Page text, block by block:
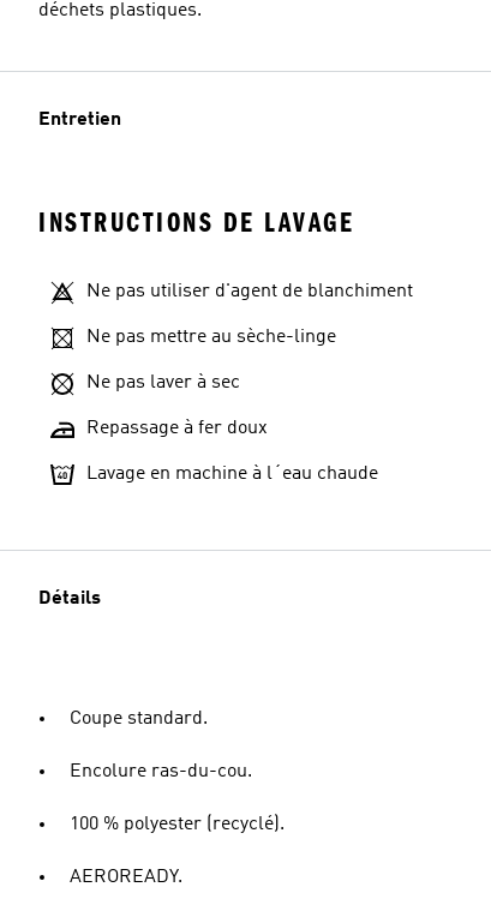
déchets plastiques.
Entretien
INSTRUCTIONS DE LAVAGE
Ne pas utiliser d'agent de blanchiment
Ne pas mettre au sèche-linge
Ne pas laver à sec
Repassage à fer doux
Lavage en machine à l´eau chaude
Détails
Coupe standard.
Encolure ras-du-cou.
100 % polyester (recyclé).
AEROREADY.